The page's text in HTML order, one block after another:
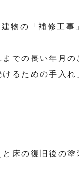
物の「補修工事
での長い年月
るための手入
床の復旧後の塗